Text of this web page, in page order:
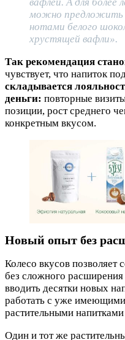
можно предложить
нотами белого
хрустящей вафли».
Так рекомендация
чувствует, что напиток
складывается
деньги: повторные
позиции, рост среднего
конкретным вкусом.
Новый опыт без
Колесо вкусов позволяет
без сложного
вводить десятки новых
работать с уже
растительными
Один и тот же